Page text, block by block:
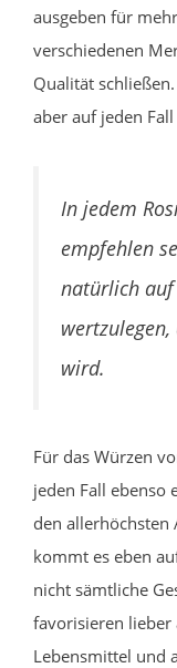
ausgeben für
verschiedenen
Qualität
aber auf jeden
In jedem
empfehlen
natürlich auf
wird.
Für das Würzen
jeden Fall ebenso
den
kommt es eben
nicht sämtliche
favorisieren
Lebensmittel und